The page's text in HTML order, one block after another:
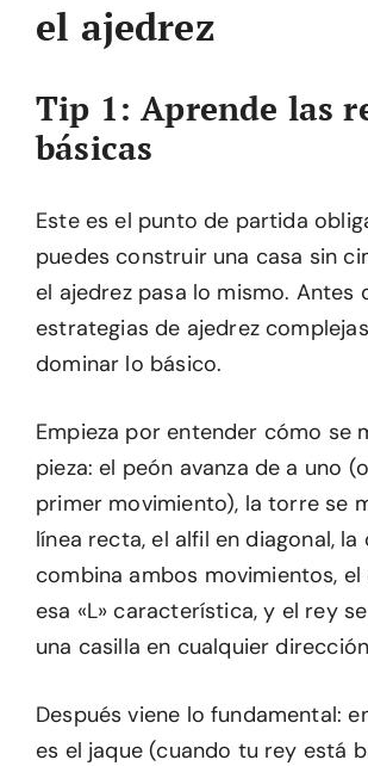
el ajedrez
Tip 1: Aprende las
básicas
Este es el punto de partida
puedes construir una casa sin
el ajedrez pasa lo mismo. Antes
estrategias de ajedrez
dominar lo básico.
Empieza por entender cómo se
pieza: el peón avanza de a uno
primer movimiento), la torre se
línea recta, el alfil en diagonal, la
combina ambos movimientos,
esa «L» característica, y el rey
una casilla en cualquier
Después viene lo fundamental:
es el jaque (cuando tu rey está